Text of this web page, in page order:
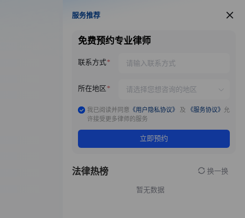
服务推荐
服务推荐
免费预约专业律师
联系方式
所在地区
我已阅读并同意 《用户隐私协议》 及 《服务协议》 允
许接受更多律师的服务
立即预约
法律热榜 换一换
暂无数据